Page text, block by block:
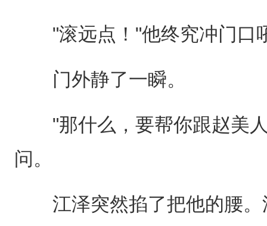
"滚远点！"他终究冲门口
门外静了一瞬。
"那什么，要帮你跟赵美人
问。
江泽突然掐了把他的腰。